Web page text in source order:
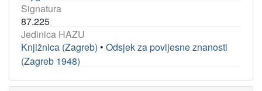
Signatura
87.225
Jedinica HAZU
Knjižnica (Zagreb) • Odsjek za povijesne znanosti
(Zagreb 1948)